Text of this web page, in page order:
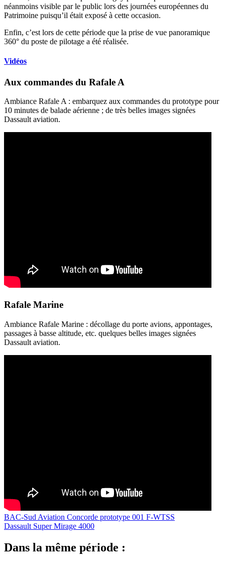
néanmoins visible par le public lors des journées européennes du
Patrimoine puisqu’il était exposé à cette occasion.
Enfin, c’est lors de cette période que la prise de vue panoramique
360° du poste de pilotage a été réalisée.
Vidéos
Aux commandes du Rafale A
Ambiance Rafale A : embarquez aux commandes du prototype pour
10 minutes de balade aérienne ; de très belles images signées
Dassault aviation.
Rafale Marine
Ambiance Rafale Marine : décollage du porte avions, appontages,
passages à basse altitude, etc. quelques belles images signées
Dassault aviation.
BAC-Sud Aviation Concorde prototype 001 F-WTSS
Dassault Super Mirage 4000
Dans la même période :